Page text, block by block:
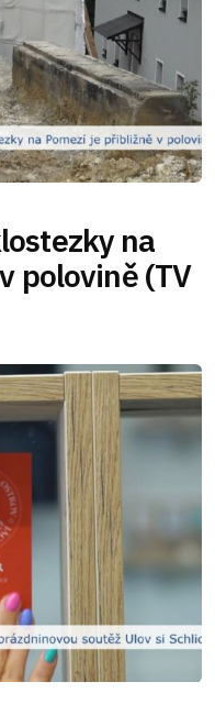
na
polovině (TV